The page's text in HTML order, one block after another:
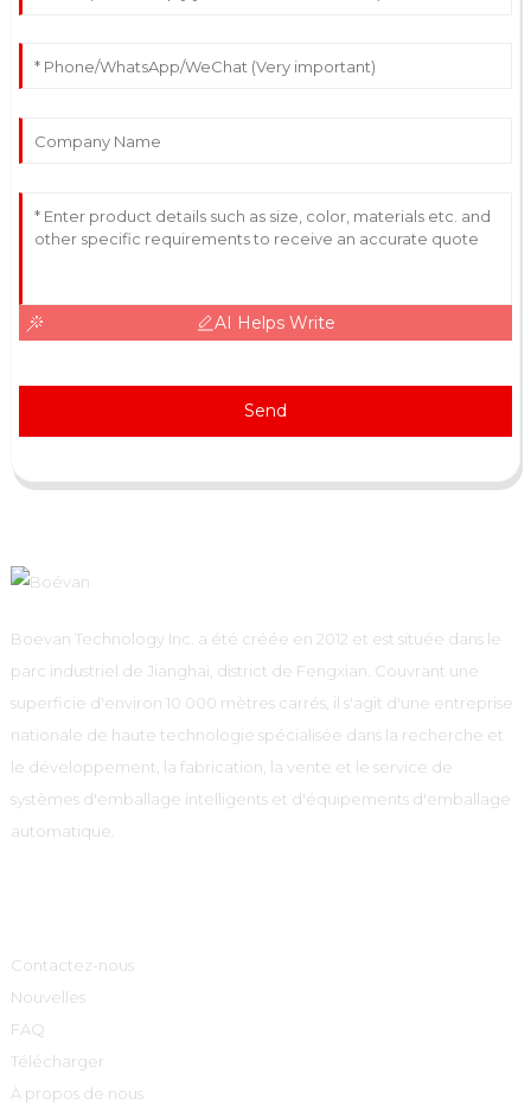
AI Helps Write
Send
Boevan Technology Inc. a été créée en 2012 et est située dans le
parc industriel de Jianghai, district de Fengxian. Couvrant une
superficie d'environ 10 000 mètres carrés, il s'agit d'une entreprise
nationale de haute technologie spécialisée dans la recherche et
le développement, la fabrication, la vente et le service de
systèmes d'emballage intelligents et d'équipements d'emballage
automatique.
Contactez-nous
Nouvelles
FAQ
Télécharger
À propos de nous